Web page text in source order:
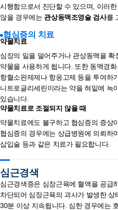
시행함으로서 진단할 수 있으며, 이러
않을 경우에는 관상동맥조영술 검사를
협심증의 치료
약물치료
심장의 일을 덜어주거나 관상동맥을
약물을 사용하게 됩니다. 또한 동맥경
항혈소판제제나 항응고제 등을 투여하
니트로글리세린이라는 약을 혀밑에 녹
있습니다.
약물치료로 조절되지 않을 때
약물치료에도 불구하고 협심증의 증상
협심증의 경우에는 상급병원에 의뢰하
삽입술 등과 같은 치료가 필요합니다.
심근경색
심근경색증은 심장근육에 혈액을 공급
차단되어 심장근육의 괴사가 발생한
30분 이상 지속됩니다. 심한 경우에는